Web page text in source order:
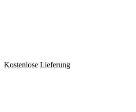
Kostenlose Lieferung